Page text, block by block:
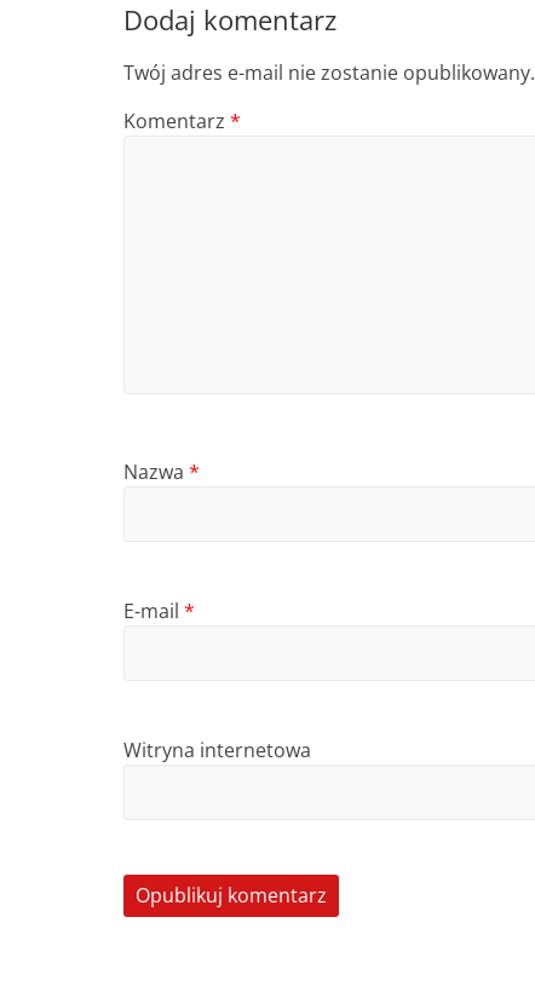
Dodaj komentarz
Twój adres e-mail nie zostanie opublikowany.
Komentarz *
Nazwa *
E-mail *
Witryna internetowa